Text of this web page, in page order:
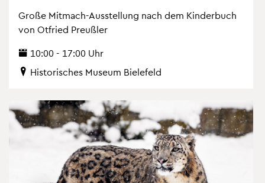
Große Mit­mach-Aus­stel­lung nach dem Kin­der­buch
von Ot­fried Preu­ß­ler
10:00 - 17:00 Uhr
His­to­ri­sches Mu­se­um Bie­le­feld